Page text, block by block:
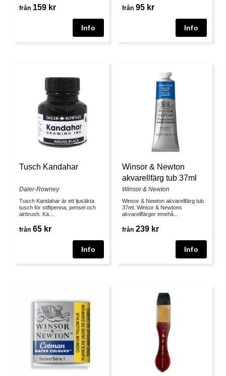
från 159 kr från 95 kr
Tusch Kandahar
Daler-Rowney
Tusch Kandahar är ett ljusäkta
tusch för stiftpenna, pensel och
airbrush. Ka...
från 65 kr
Winsor & Newton
akvarellfärg tub 37ml
Winsor & Newton
Winsor & Newton akvarellfärg tub
37ml. Winsor & Newtons
akvarellfärger innehå...
från 239 kr